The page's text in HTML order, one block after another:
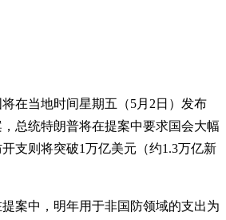
将在当地时间星期五（5月2日）发布
总统特朗普将在提案中要求国会大幅
支则将突破1万亿美元（约1.3万亿新
案中，明年用于非国防领域的支出为